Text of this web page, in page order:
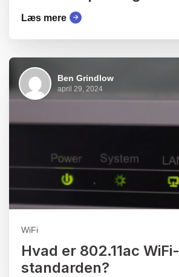
Læs mere
Ben Grindlow
april 29, 2024
WiFi
Hvad er 802.11ac WiFi-
standarden?